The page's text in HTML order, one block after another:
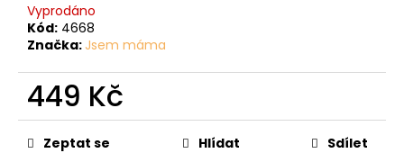
Vyprodáno
Kód: 4668
Značka: Jsem máma
449 Kč
Měrná
cena:Zeptat se Hlídat Sdílet